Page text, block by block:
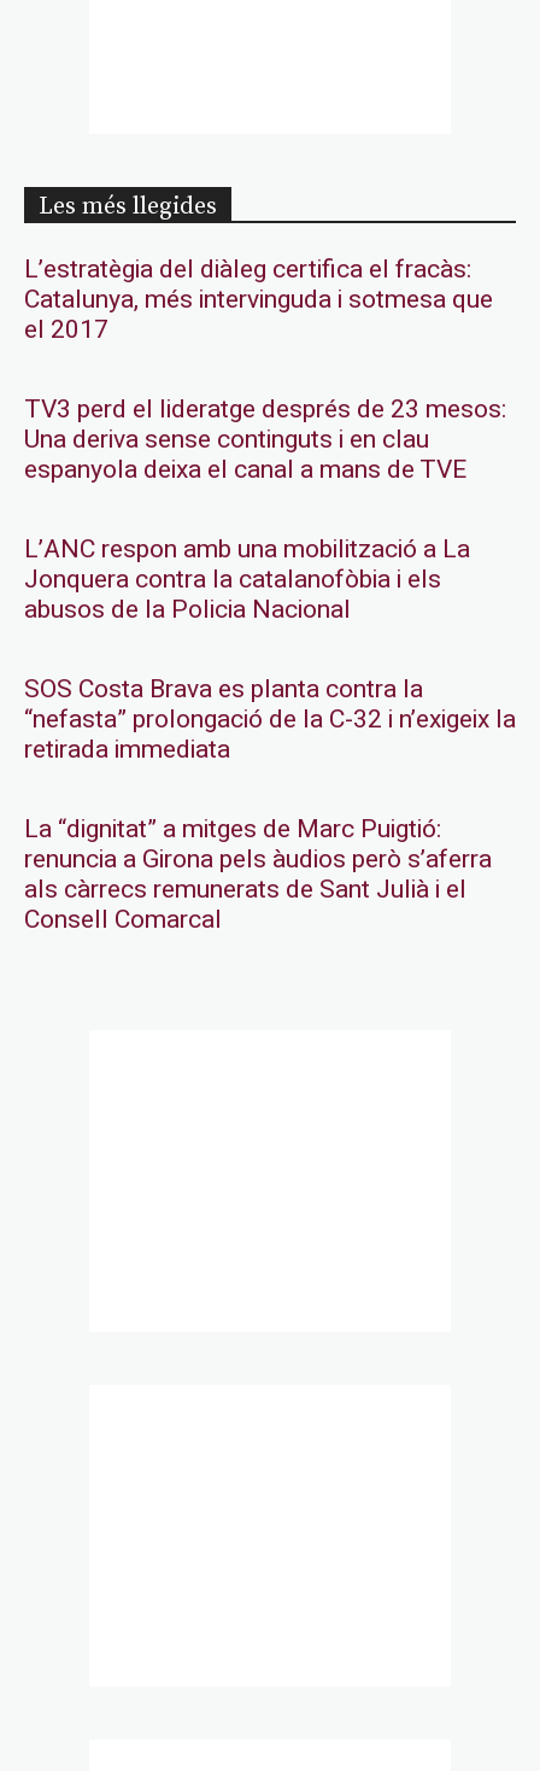
Les més llegides
L’estratègia del diàleg certifica el fracàs:
Catalunya, més intervinguda i sotmesa que
el 2017
TV3 perd el lideratge després de 23 mesos:
Una deriva sense continguts i en clau
espanyola deixa el canal a mans de TVE
L’ANC respon amb una mobilització a La
Jonquera contra la catalanofòbia i els
abusos de la Policia Nacional
SOS Costa Brava es planta contra la
“nefasta” prolongació de la C-32 i n’exigeix la
retirada immediata
La “dignitat” a mitges de Marc Puigtió:
renuncia a Girona pels àudios però s’aferra
als càrrecs remunerats de Sant Julià i el
Consell Comarcal